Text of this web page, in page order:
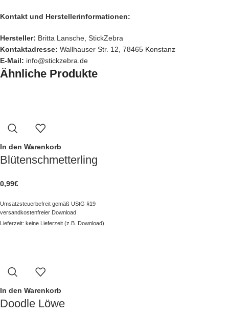
Kontakt und Herstellerinformationen:
Hersteller: Britta Lansche, StickZebra
Kontaktadresse: Wallhauser Str. 12, 78465 Konstanz
E-Mail: info@stickzebra.de
Ähnliche Produkte
In den Warenkorb
Blütenschmetterling
0,99€
Umsatzsteuerbefreit gemäß UStG §19
versandkostenfreier Download
Lieferzeit: keine Lieferzeit (z.B. Download)
In den Warenkorb
Doodle Löwe